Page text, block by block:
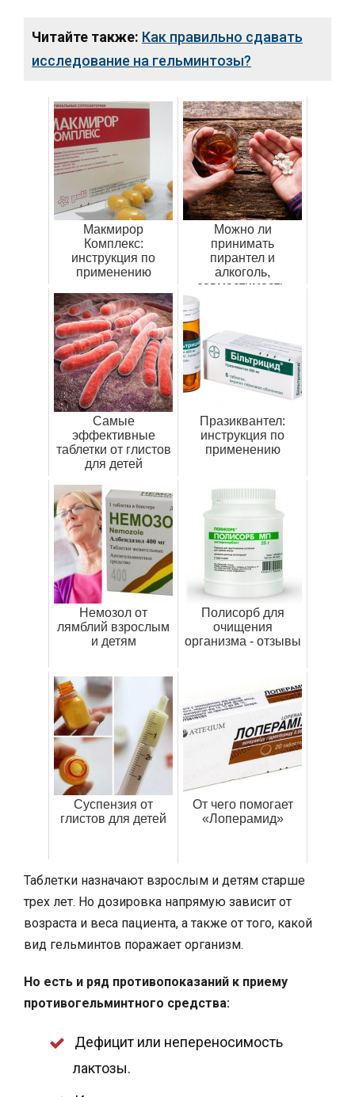
Читайте также: Как правильно сдавать
исследование на гельминтозы?
Макмирор
Комплекс:
инструкция по
применению
Можно ли
принимать
пирантел и
алкоголь,
совместимость,
побочные эффекты
Самые
эффективные
таблетки от глистов
для детей
Празиквантел:
инструкция по
применению
Немозол от
лямблий взрослым
и детям
Полисорб для
очищения
организма - отзывы
Суспензия от
глистов для детей
От чего помогает
«Лоперамид»
Таблетки назначают взрослым и детям старше
трех лет. Но дозировка напрямую зависит от
возраста и веса пациента, а также от того, какой
вид гельминтов поражает организм.
Но есть и ряд противопоказаний к приему
противогельминтного средства:
Дефицит или непереносимость
лактозы.